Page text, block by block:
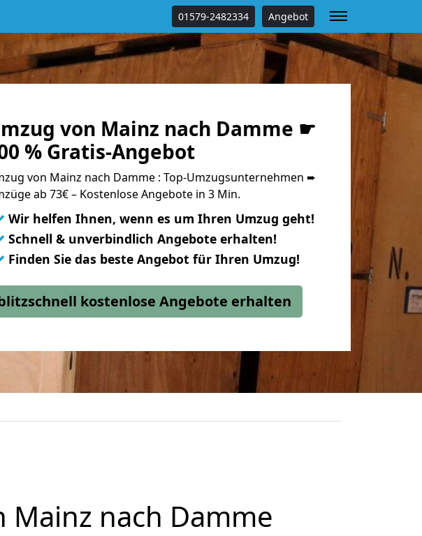
01579-2482334 Angebot
von Mainz nach Damme ☛
% Gratis-Angebot
von Mainz nach Damme : Top-Umzugsunternehmen ➨
ab 73€ – Kostenlose Angebote in 3 Min.
Wir helfen Ihnen, wenn es um Ihren Umzug geht!
Schnell & unverbindlich Angebote erhalten!
Finden Sie das beste Angebot für Ihren Umzug!
kostenlose Angebote erhalten
nach Damme